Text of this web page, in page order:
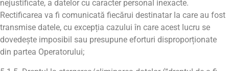
nejustificate, a datelor cu caracter personal inexacte.
Rectificarea va fi comunicată fiecărui destinatar la care au fost
transmise datele, cu excepția cazului în care acest lucru se
dovedește imposibil sau presupune eforturi disproporționate
din partea Operatorului;